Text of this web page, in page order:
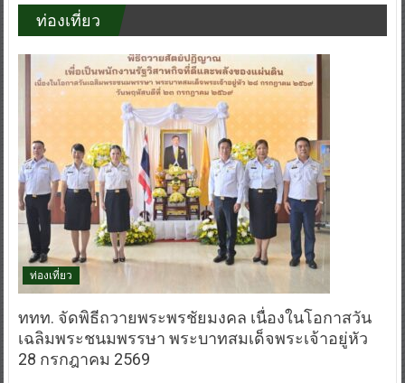
ท่องเที่ยว
ท่องเที่ยว
ททท. จัดพิธีถวายพระพรชัยมงคล เนื่องในโอกาสวัน
เฉลิมพระชนมพรรษา พระบาทสมเด็จพระเจ้าอยู่หัว
28 กรกฎาคม 2569